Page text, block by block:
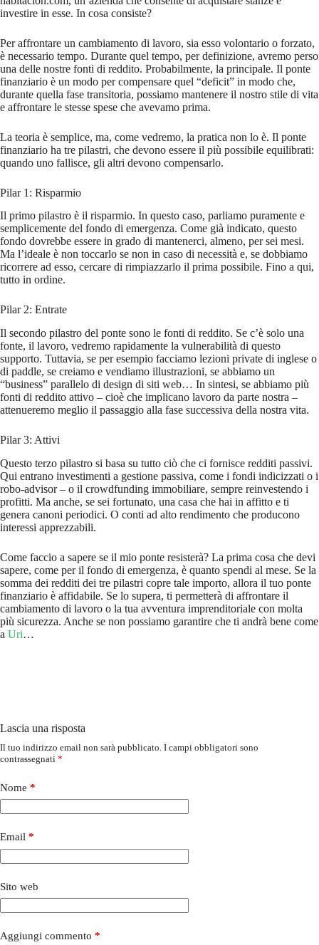
investire in esse. In cosa consiste?
Per affrontare un cambiamento di lavoro, sia esso volontario o forzato,
è necessario tempo. Durante quel tempo, per definizione, avremo perso
una delle nostre fonti di reddito. Probabilmente, la principale. Il ponte
finanziario è un modo per compensare quel “deficit” in modo che,
durante quella fase transitoria, possiamo mantenere il nostro stile di vita
e affrontare le stesse spese che avevamo prima.
La teoria è semplice, ma, come vedremo, la pratica non lo è. Il ponte
finanziario ha tre pilastri, che devono essere il più possibile equilibrati:
quando uno fallisce, gli altri devono compensarlo.
Pilar 1: Risparmio
Il primo pilastro è il risparmio. In questo caso, parliamo puramente e
semplicemente del fondo di emergenza. Come già indicato, questo
fondo dovrebbe essere in grado di mantenerci, almeno, per sei mesi.
Ma l’ideale è non toccarlo se non in caso di necessità e, se dobbiamo
ricorrere ad esso, cercare di rimpiazzarlo il prima possibile. Fino a qui,
tutto in ordine.
Pilar 2: Entrate
Il secondo pilastro del ponte sono le fonti di reddito. Se c’è solo una
fonte, il lavoro, vedremo rapidamente la vulnerabilità di questo
supporto. Tuttavia, se per esempio facciamo lezioni private di inglese o
di paddle, se creiamo e vendiamo illustrazioni, se abbiamo un
“business” parallelo di design di siti web… In sintesi, se abbiamo più
fonti di reddito attivo – cioè che implicano lavoro da parte nostra –
attenueremo meglio il passaggio alla fase successiva della nostra vita.
Pilar 3: Attivi
Questo terzo pilastro si basa su tutto ciò che ci fornisce redditi passivi.
Qui entrano investimenti a gestione passiva, come i fondi indicizzati o i
robo-advisor – o il crowdfunding immobiliare, sempre reinvestendo i
profitti. Ma anche, se sei fortunato, una casa che hai in affitto e ti
genera canoni periodici. O conti ad alto rendimento che producono
interessi apprezzabili.
Come faccio a sapere se il mio ponte resisterà? La prima cosa che devi
sapere, come per il fondo di emergenza, è quanto spendi al mese. Se la
somma dei redditi dei tre pilastri copre tale importo, allora il tuo ponte
finanziario è affidabile. Se lo supera, ti permetterà di affrontare il
cambiamento di lavoro o la tua avventura imprenditoriale con molta
più sicurezza. Anche se non possiamo garantire che ti andrà bene come
a Uri…
Lascia una risposta
Il tuo indirizzo email non sarà pubblicato. I campi obbligatori sono
contrassegnati *
Nome *
Email *
Sito web
Aggiungi commento *